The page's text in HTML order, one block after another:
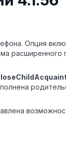
Опция
расширенного